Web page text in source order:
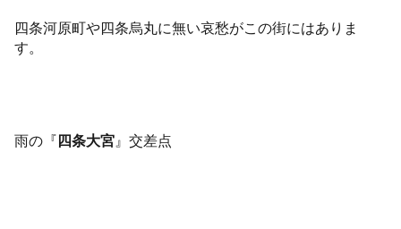
四条河原町や四条烏丸に無い哀愁がこの街にはありま
す。
雨の『四条大宮 』交差点